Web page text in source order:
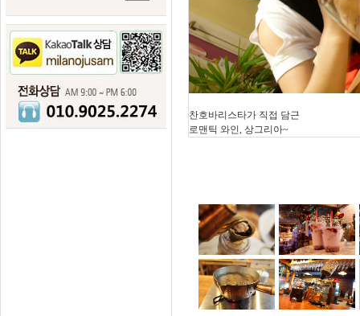
찬호바리스타가 직접 담근
로맨틱 와인, 상그리아~